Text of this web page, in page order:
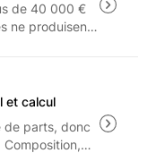
de 40 000 €
ne produisent
et calcul
de parts, donc